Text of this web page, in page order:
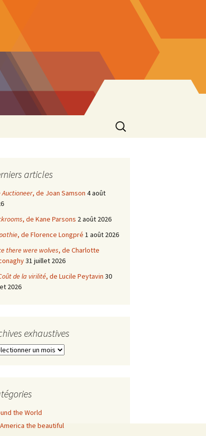
Rechercher :
articles
Auctioneer, de Joan Samson 4 août
, de Kane Parsons 2 août 2026
, de Florence Longpré 1 août 2026
there were wolves, de Charlotte
31 juillet 2026
de la virilité, de Lucile Peytavin 30
2026
exhaustives
the World
America the beautiful